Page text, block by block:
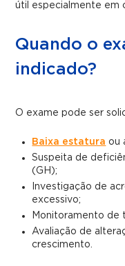
útil especialmente em
Quando o
indicado?
O exame pode ser
Baixa estatura ou
Suspeita de
(GH);
Investigação de
excessivo;
Monitoramento de
Avaliação de
crescimento.